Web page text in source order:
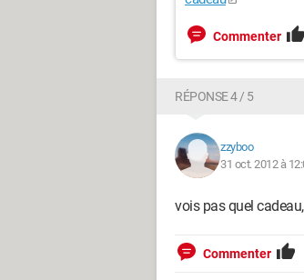
Commenter
RÉPONSE 4 / 5
zzyboo
31 oct. 2012 à
vois pas quel
Commenter